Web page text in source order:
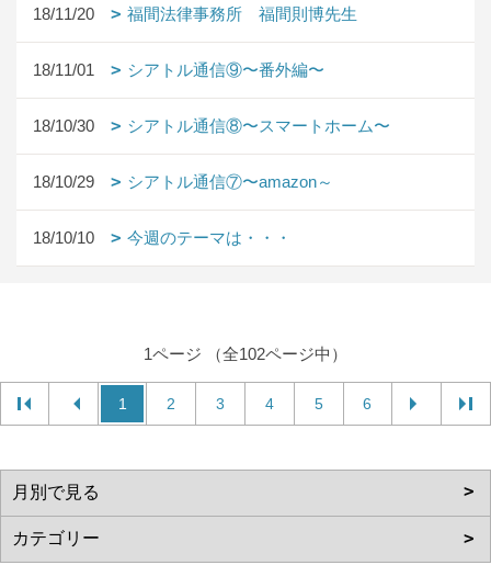
18/11/20 福間法律事務所 福間則博先生
18/11/01 シアトル通信⑨〜番外編〜
18/10/30 シアトル通信⑧〜スマートホーム〜
18/10/29 シアトル通信⑦〜amazon～
18/10/10 今週のテーマは・・・
1ページ （全102ページ中）
1 2 3 4 5 6